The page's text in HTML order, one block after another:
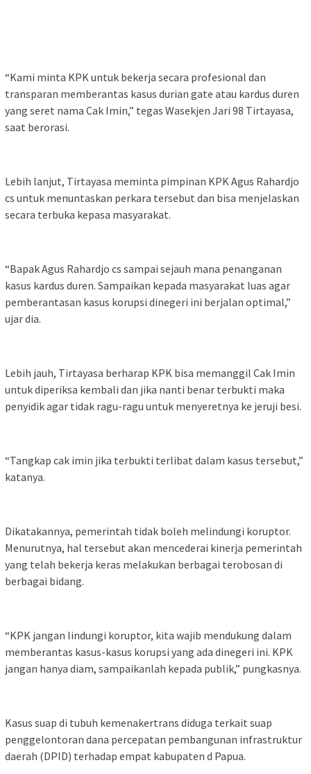
“Kami minta KPK untuk bekerja secara profesional dan
transparan memberantas kasus durian gate atau kardus duren
yang seret nama Cak Imin,” tegas Wasekjen Jari 98 Tirtayasa,
saat berorasi.
Lebih lanjut, Tirtayasa meminta pimpinan KPK Agus Rahardjo
cs untuk menuntaskan perkara tersebut dan bisa menjelaskan
secara terbuka kepasa masyarakat.
“Bapak Agus Rahardjo cs sampai sejauh mana penanganan
kasus kardus duren. Sampaikan kepada masyarakat luas agar
pemberantasan kasus korupsi dinegeri ini berjalan optimal,”
ujar dia.
Lebih jauh, Tirtayasa berharap KPK bisa memanggil Cak Imin
untuk diperiksa kembali dan jika nanti benar terbukti maka
penyidik agar tidak ragu-ragu untuk menyeretnya ke jeruji besi.
“Tangkap cak imin jika terbukti terlibat dalam kasus tersebut,”
katanya.
Dikatakannya, pemerintah tidak boleh melindungi koruptor.
Menurutnya, hal tersebut akan mencederai kinerja pemerintah
yang telah bekerja keras melakukan berbagai terobosan di
berbagai bidang.
“KPK jangan lindungi koruptor, kita wajib mendukung dalam
memberantas kasus-kasus korupsi yang ada dinegeri ini. KPK
jangan hanya diam, sampaikanlah kepada publik,” pungkasnya.
Kasus suap di tubuh kemenakertrans diduga terkait suap
penggelontoran dana percepatan pembangunan infrastruktur
daerah (DPID) terhadap empat kabupaten d Papua.